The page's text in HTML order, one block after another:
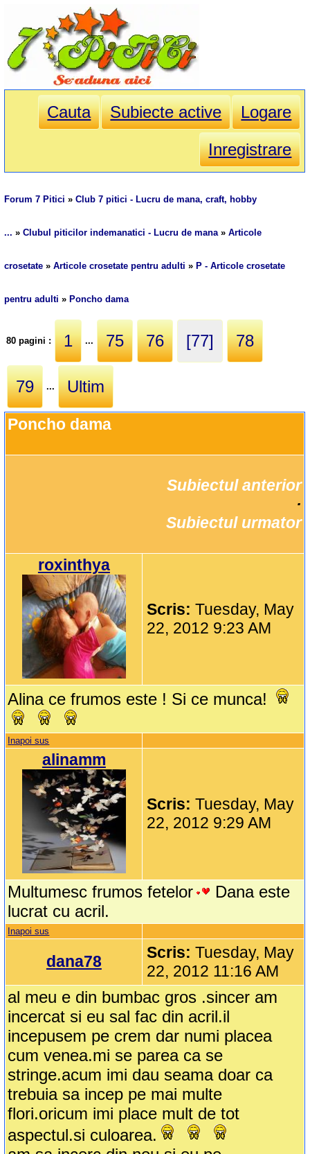
Cauta Subiecte active
Logare
Inregistrare
Forum 7 Pitici »Club 7 pitici - Lucru de mana, craft, hobby
... »Clubul piticilor indemanatici - Lucru de mana»Articole
crosetate »Articole crosetate pentru adulti » P - Articole crosetate
pentru adulti » Poncho dama
80 pagini : 1 ... 75 76 [77] 78
79 ... Ultim
Poncho dama
Subiectul anterior
Subiectul urmator
roxinthya
Scris:Tuesday, May
22, 2012 9:23 AM
Alina ce frumos este ! Si ce munca!
Inapoi sus
alinamm
Scris:Tuesday, May
22, 2012 9:29 AM
Multumesc frumos fetelor
Dana este
lucrat cu acril.
Inapoi sus
dana78 Scris:Tuesday, May
22, 2012 11:16 AM
al meu e din bumbac gros .sincer am
incercat si eu sal fac din acril.il
incepusem pe crem dar numi placea
cum venea.mi se parea ca se
stringe.acum imi dau seama doar ca
trebuia sa incep pe mai multe
flori.oricum imi place mult de tot
aspectul.si culoarea.